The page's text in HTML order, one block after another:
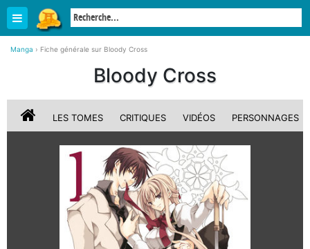
Manga › Fiche générale sur Bloody Cross
Bloody Cross
LES TOMES CRITIQUES VIDÉOS PERSONNAGES